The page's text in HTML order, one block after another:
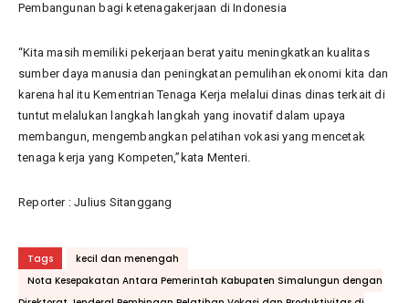
Pembangunan bagi ketenagakerjaan di Indonesia
“Kita masih memiliki pekerjaan berat yaitu meningkatkan kualitas
sumber daya manusia dan peningkatan pemulihan ekonomi kita dan
karena hal itu Kementrian Tenaga Kerja melalui dinas dinas terkait di
tuntut melalukan langkah langkah yang inovatif dalam upaya
membangun, mengembangkan pelatihan vokasi yang mencetak
tenaga kerja yang Kompeten,”kata Menteri.
Reporter : Julius Sitanggang
Tags
kecil dan menengah
Nota Kesepakatan Antara Pemerintah Kabupaten Simalungun dengan